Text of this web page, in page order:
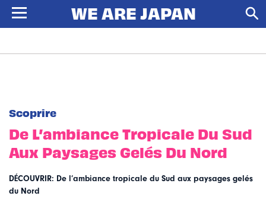
Scoprire
De L’ambiance Tropicale Du Sud
Aux Paysages Gelés Du Nord
DÉCOUVRIR: De l’ambiance tropicale du Sud aux paysages gelés
du Nord